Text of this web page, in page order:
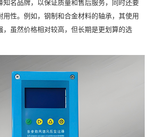
知名品牌，以保证质量和售后服务，同时还要
用性。例如，钢制和合金材料的轴承，其使用
，虽然价格相对较高，但长期是更划算的选